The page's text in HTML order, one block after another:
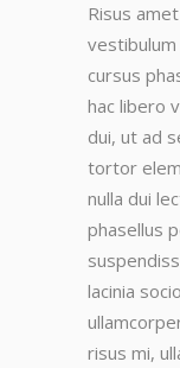
Risus
cursus
hac libero
dui, ut ad
tortor
nulla dui
phasellus
lacinia
risus mi,